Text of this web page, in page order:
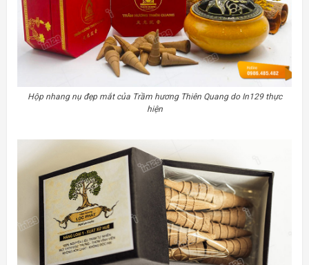
Hộp nhang nụ đẹp mắt của Trầm hương Thiên Quang do In129 thực
hiện